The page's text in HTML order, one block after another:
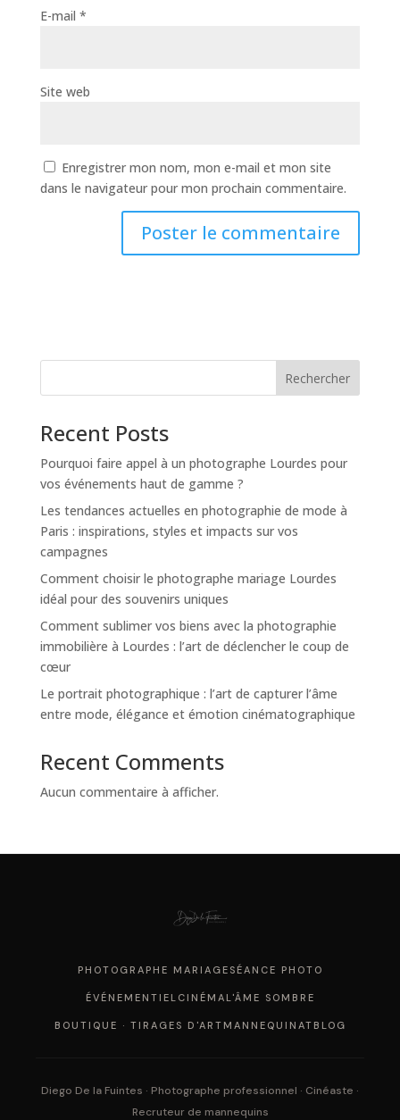
E-mail *
Site web
Enregistrer mon nom, mon e-mail et mon site
dans le navigateur pour mon prochain commentaire.
Rechercher
Recent Posts
Pourquoi faire appel à un photographe Lourdes pour
vos événements haut de gamme ?
Les tendances actuelles en photographie de mode à
Paris : inspirations, styles et impacts sur vos
campagnes
Comment choisir le photographe mariage Lourdes
idéal pour des souvenirs uniques
Comment sublimer vos biens avec la photographie
immobilière à Lourdes : l’art de déclencher le coup de
cœur
Le portrait photographique : l’art de capturer l’âme
entre mode, élégance et émotion cinématographique
Recent Comments
Aucun commentaire à afficher.
PHOTOGRAPHE MARIAGE SÉANCE PHOTO
ÉVÉNEMENTIEL CINÉMA L'ÂME SOMBRE
BOUTIQUE · TIRAGES D'ART MANNEQUINAT BLOG
Diego De la Fuintes · Photographe professionnel · Cinéaste ·
Recruteur de mannequins